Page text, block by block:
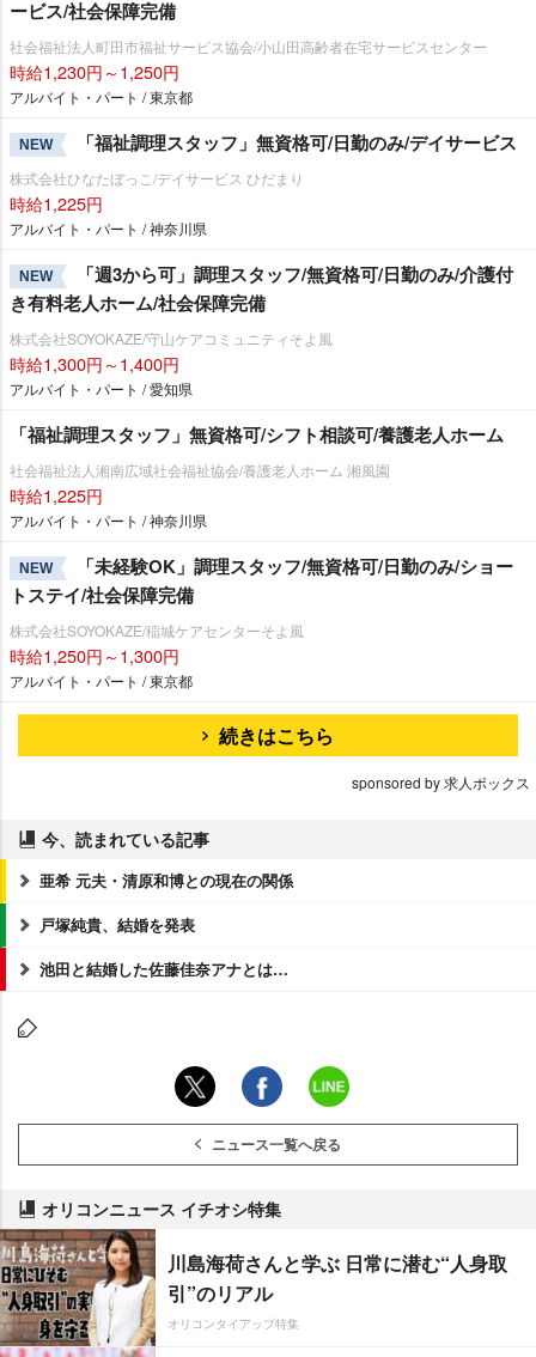
ービス/社会保障完備
社会福祉法人町田市福祉サービス協会/小山田高齢者在宅サービスセンター
時給1,230円～1,250円
アルバイト・パート / 東京都
NEW 「福祉調理スタッフ」無資格可/日勤のみ/デイサービス
株式会社ひなたぼっこ/デイサービス ひだまり
時給1,225円
アルバイト・パート / 神奈川県
NEW
「週3から可」調理スタッフ/無資格可/日勤のみ/介護付
き有料老人ホーム/社会保障完備
株式会社SOYOKAZE/守山ケアコミュニティそよ風
時給1,300円～1,400円
アルバイト・パート / 愛知県
「福祉調理スタッフ」無資格可/シフト相談可/養護老人ホーム
社会福祉法人湘南広域社会福祉協会/養護老人ホーム 湘風園
時給1,225円
アルバイト・パート / 神奈川県
NEW
「未経験OK」調理スタッフ/無資格可/日勤のみ/ショー
トステイ/社会保障完備
株式会社SOYOKAZE/稲城ケアセンターそよ風
時給1,250円～1,300円
アルバイト・パート / 東京都
続きはこちら
sponsored by 求人ボックス
今、読まれている記事
亜希 元夫・清原和博との現在の関係
戸塚純貴、結婚を発表
池田と結婚した佐藤佳奈アナとは…
ニュース一覧へ戻る
オリコンニュース イチオシ特集
川島海荷さんと学ぶ 日常に潜む“人身取
引”のリアル
オリコンタイアップ特集